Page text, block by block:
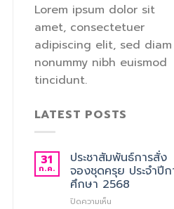
Lorem ipsum dolor sit
amet, consectetuer
adipiscing elit, sed diam
nonummy nibh euismod
tincidunt.
LATEST POSTS
31
ก.ค.
ประชาสัมพันธ์การสั่ง
จองชุดครุย ประจำปีก
ศึกษา 2568
ปิดความเห็นบน